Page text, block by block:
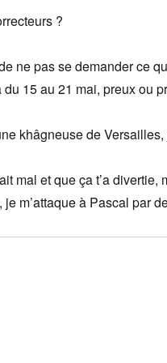
?
ne pas se demander ce
15 au 21 mai, preux ou
khâgneuse de
mal et que ça t’a
m’attaque à Pascal par